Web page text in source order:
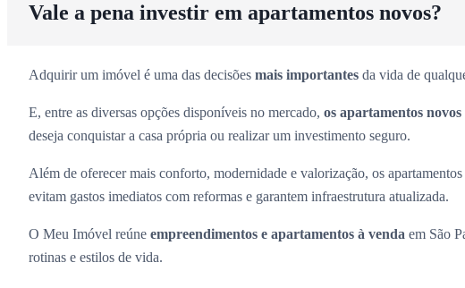
Vale a pena investir em apartamentos novos?
Adquirir um imóvel é uma das decisões mais importantes da vida de
E, entre as diversas opções disponíveis no mercado, os apartamentos
deseja conquistar a casa própria ou realizar um investimento seguro.
Além de oferecer mais conforto, modernidade e valorização, os apartamentos
evitam gastos imediatos com reformas e garantem infraestrutura atualizada.
O Meu Imóvel reúne empreendimentos e apartamentos à venda em São
rotinas e estilos de vida.